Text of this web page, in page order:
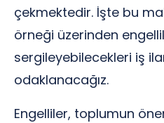
çekmektedir. İşte bu
örneği üzerinden
sergileyebilecekleri iş
odaklanacağız.
Engelliler, toplumun